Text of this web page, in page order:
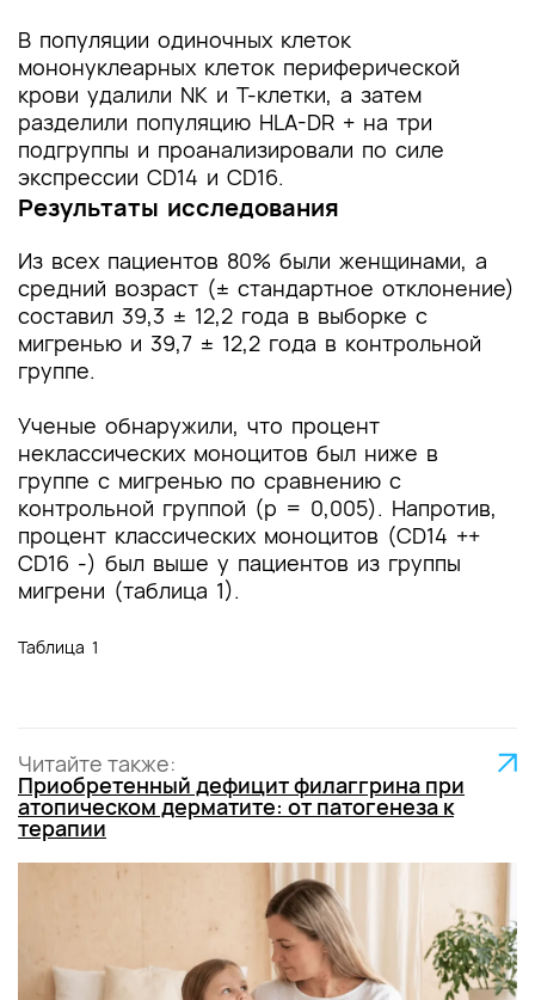
В популяции одиночных клеток
мононуклеарных клеток периферической
крови удалили NK и Т-клетки, а затем
разделили популяцию HLA-DR + на три
подгруппы и проанализировали по силе
экспрессии CD14 и CD16.
Результаты исследования
Из всех пациентов 80% были женщинами, а
средний возраст (± стандартное отклонение)
составил 39,3 ± 12,2 года в выборке с
мигренью и 39,7 ± 12,2 года в контрольной
группе.
Ученые обнаружили, что процент
неклассических моноцитов был ниже в
группе с мигренью по сравнению с
контрольной группой (p = 0,005). Напротив,
процент классических моноцитов (CD14 ++
CD16 -) был выше у пациентов из группы
мигрени (таблица 1).
Таблица 1
Читайте также:
Приобретенный дефицит филаггрина при
атопическом дерматите: от патогенеза к
терапии